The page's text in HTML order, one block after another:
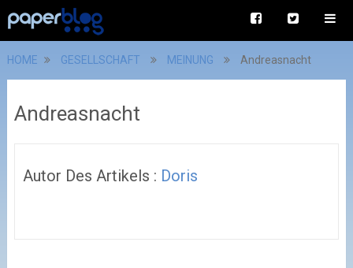
HOME GESELLSCHAFT MEINUNG Andreasnacht
Andreasnacht
Autor Des Artikels : Doris